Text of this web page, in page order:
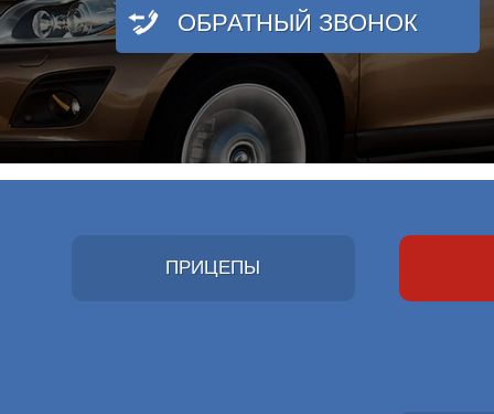
ОБРАТНЫЙ ЗВОНОК
ПРИЦЕПЫ